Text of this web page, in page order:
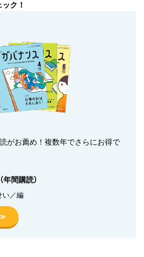
ク！
がお薦め！複数年でさらにお得で
間購読）
い／編